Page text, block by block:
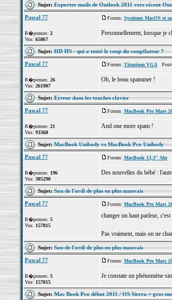
Sujet:Exporter mails de Outlook 2011 vers récent
Pascal 77
R�ponses: 2
Vus: 65867
Forum: Systèmes MacOS et
Personnellement, lorsque je
Sujet:HD HS - qui a tenté le coup du congélateur ?
Pascal 77
R�ponses: 26
Vus: 261907
Forum: Titanium VGAPost�
Oh, le beau spammer !
Sujet:Erreur dans les touches clavier
Pascal 77
R�ponses: 21
Vus: 93368
Forum: MacBook Pro Mars
And one more spam !
Sujet:MacBook Unibody vs MacBook Pro Unibody
Pascal 77
R�ponses: 196
Vus: 385290
Forum: MacBook 13,3" Alu
Des nouvelles du bébé :
Sujet:Son de l'ordi de plus en plus mauvais
Pascal 77
R�ponses: 5
Vus: 157815
Forum: MacBook Pro Mars
changer un haut parleur,
Pas vraiment, mais on ne
Sujet:Son de l'ordi de plus en plus mauvais
Pascal 77
R�ponses: 5
Vus: 157815
Forum: MacBook Pro Mars
Je constate un phénomène
Sujet:Mac Book Pro début 2011 / OS Sierra = gros